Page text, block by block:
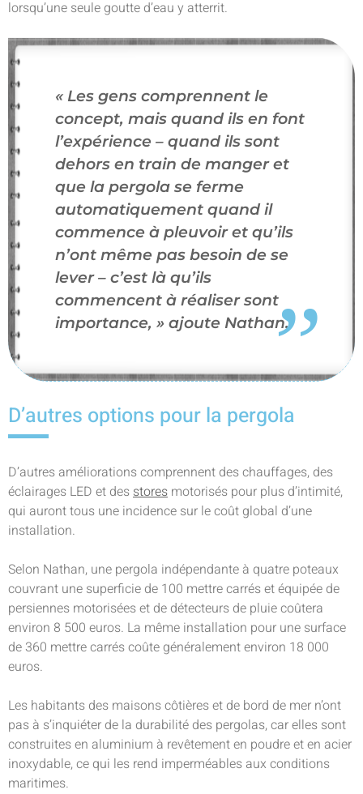
lorsqu’une seule goutte d’eau y atterrit.
« Les gens comprennent le
concept, mais quand ils en font
l’expérience – quand ils sont
dehors en train de manger et
que la pergola se ferme
automatiquement quand il
commence à pleuvoir et qu’ils
n’ont même pas besoin de se
lever – c’est là qu’ils
commencent à réaliser sont
importance, »ajoute Nathan.
D’autres options pour la pergola
D’autres améliorations comprennent des chauffages, des
éclairages LED et des stores motorisés pour plus d’intimité,
qui auront tous une incidence sur le coût global d’une
installation.
Selon Nathan, une pergola indépendante à quatre poteaux
couvrant une superficie de 100 mettre carrés et équipée de
persiennes motorisées et de détecteurs de pluie coûtera
environ 8 500 euros. La même installation pour une surface
de 360 mettre carrés coûte généralement environ 18 000
euros.
Les habitants des maisons côtières et de bord de mer n’ont
pas à s’inquiéter de la durabilité des pergolas, car elles sont
construites en aluminium à revêtement en poudre et en acier
inoxydable, ce qui les rend imperméables aux conditions
maritimes.